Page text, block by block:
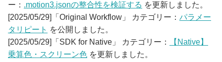
ー： .motion3.jsonの整合性を検証する を更新しました。
[2025/05/29]「Original Workflow」 カテゴリー： パラメー
タリピート を公開しました。
[2025/05/29]「SDK for Native」 カテゴリー：
【Native】
乗算色・スクリーン色 を更新しました。